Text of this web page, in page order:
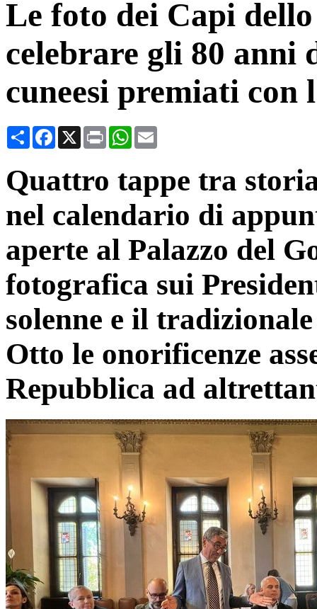
Le foto dei Capi
celebrare gli 80 anni
cuneesi premiati con
CondividiFacebook
X Print WhatsApp
Quattro tappe tra
nel calendario di
aperte al Palazzo del
fotografica sui
solenne e il
Otto le onorificenze
Repubblica ad